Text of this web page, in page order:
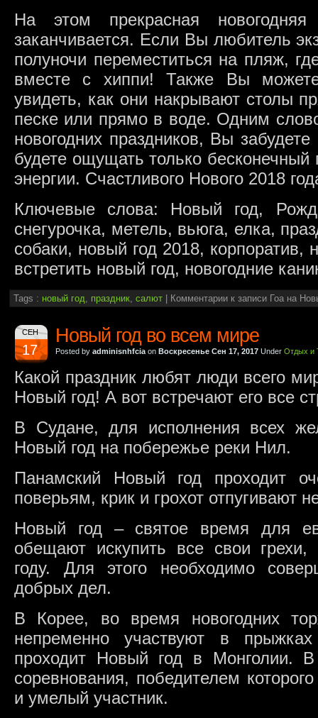
На этом прекрасная
заканчивается. Если Вы любитель
полуночи переместиться на пляж,
вместе с хиппи! Также Вы
увидеть, как они накрывают столы
песке или прямо в воде. Одним
новогодних праздников, Вы
будете ощущать только бесконечный
энергии. Счастливого Нового 2018
Ключевые слова: Новый год,
снегурочка, метель, вьюга, елка,
собаки, новый год 2018, корпоратив,
встретить новый год, новогодние
Tags : новый год, праздник, салют Комментарии к записи Гоа на
СЕН
17
Новый год во всем мире
Posted by adminisnhfcia on Воскресенье Сен 17, 2017 Under Отдых и
Какой праздник любят люди всего
Новый год! А вот встречают его все
В Судане, для исполнения всех
Новый год на побережье реки Нил.
Панамский Новый год проходит
поверьям, крик и грохот отпугивают
Новый год – святое время для
обещают искупить все свои
году. Для этого необходимо
добрых дел.
В Корее, во время новогодних
непременно участвуют в
проходит Новый год в Монголии.
соревнования, победителем
и умелый участник.